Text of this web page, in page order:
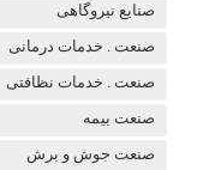
صنایع نیروگاهی
صنعت . خدمات درمانی
صنعت . خدمات نظافتی
صنعت بیمه
صنعت جوش و برش